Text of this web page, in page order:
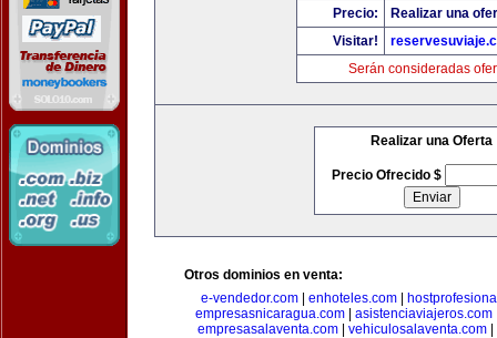
Precio:
Realizar una
Visitar!
Serán consideradas
Realizar una Oferta
Precio Ofrecido $
Otros dominios en venta:
e-vendedor.com| enhoteles.com|
empresasnicaragua.com| asistenciaviajeros.com
empresasalaventa.com| vehiculosalaventa.com|